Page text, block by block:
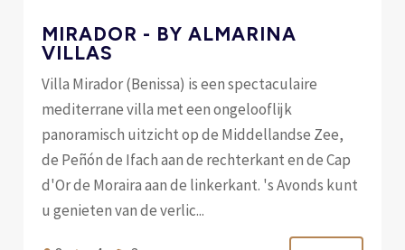
MIRADOR - BY ALMARINA
VILLAS
Villa Mirador (Benissa) is een spectaculaire
mediterrane villa met een ongelooflijk
panoramisch uitzicht op de Middellandse Zee,
de Peñón de Ifach aan de rechterkant en de Cap
d'Or de Moraira aan de linkerkant. 's Avonds kunt
u genieten van de verlic...